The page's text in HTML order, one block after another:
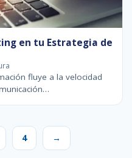
en tu Estrategia de
fluye a la velocidad
4 →